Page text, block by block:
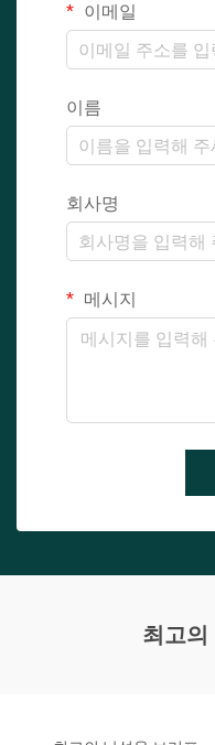
이메일
이름
회사명
메시지
최고의